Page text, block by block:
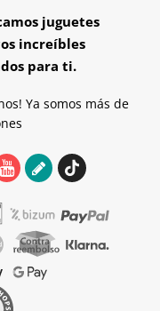
juguetes
increíbles
para ti.
Ya somos más de